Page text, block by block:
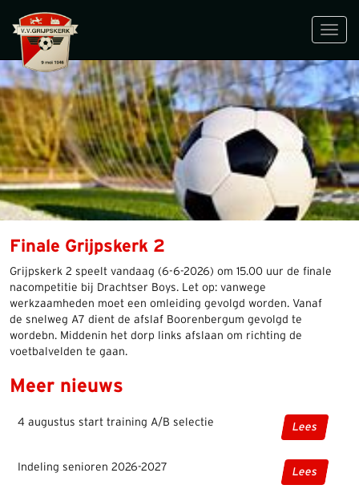
Finale Grijpskerk 2
Grijpskerk 2 speelt vandaag (6-6-2026) om 15.00 uur de finale
nacompetitie bij Drachtser Boys. Let op: vanwege
werkzaamheden moet een omleiding gevolgd worden. Vanaf
de snelweg A7 dient de afslaf Boorenbergum gevolgd te
wordebn. Middenin het dorp links afslaan om richting de
voetbalvelden te gaan.
Meer nieuws
4 augustus start training A/B selectie Lees
Indeling senioren 2026-2027 Lees